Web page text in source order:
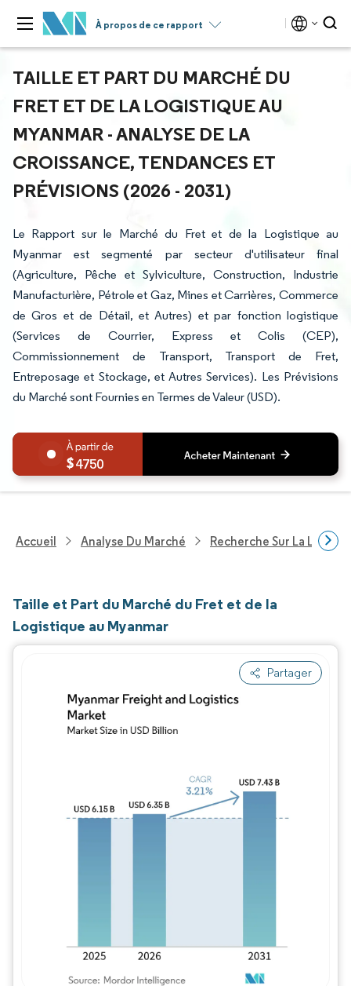
À propos de ce rapport
TAILLE ET PART DU MARCHÉ DU
FRET ET DE LA LOGISTIQUE AU
MYANMAR - ANALYSE DE LA
CROISSANCE, TENDANCES ET
PRÉVISIONS (2026 - 2031)
Le Rapport sur le Marché du Fret et de la Logistique au
Myanmar est segmenté par secteur d'utilisateur final
(Agriculture, Pêche et Sylviculture, Construction, Industrie
Manufacturière, Pétrole et Gaz, Mines et Carrières, Commerce
de Gros et de Détail, et Autres) et par fonction logistique
(Services de Courrier, Express et Colis (CEP),
Commissionnement de Transport, Transport de Fret,
Entreposage et Stockage, et Autres Services). Les Prévisions
du Marché sont Fournies en Termes de Valeur (USD).
4750
Accueil Analyse Du Marché Recherche Sur La
Taille et Part du Marché du Fret et de la
Logistique au Myanmar
Partager